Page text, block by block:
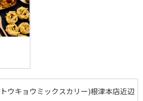
ウキョウミックスカリー)根津本店近辺